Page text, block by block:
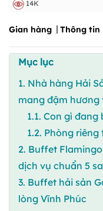
14K
Gian hàng Thông tin
Mục lục
1. Nhà hàng Hải
mang đậm hương
1.1. Con gì
1.2. Phòng
2. Buffet
dịch vụ chuẩn 5
3. Buffet hải sản
lòng Vĩnh Phúc